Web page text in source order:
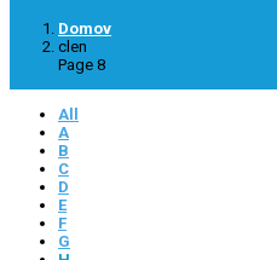
Domov
clen
Page 8
All
A
B
C
D
E
F
G